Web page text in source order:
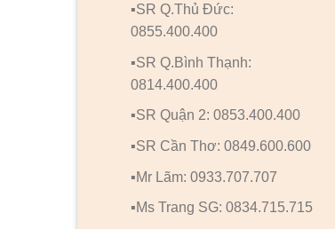
▪️SR Q.Thủ Đức:
0855.400.400
▪️SR Q.Bình Thạnh:
0814.400.400
▪️SR Quận 2: 0853.400.400
▪️SR Cần Thơ: 0849.600.600
▪️Mr Lãm: 0933.707.707
▪️Ms Trang SG: 0834.715.715
Cửa nhựa Đài Loan
Cửa nhựa Đài Loan
SGDYW-40